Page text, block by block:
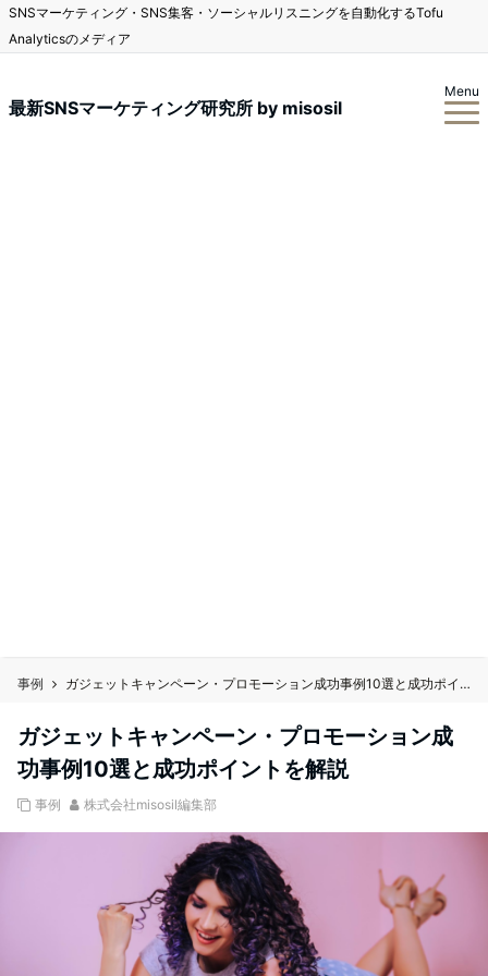
SNSマーケティング・SNS集客・ソーシャルリスニングを自動化するTofu
Analyticsのメディア
最新SNSマーケティング研究所 by misosil
Menu
事例 ガジェットキャンペーン・プロモーション成功事例10選と成功ポイントを解説
ガジェットキャンペーン・プロモーション成
功事例10選と成功ポイントを解説
事例 株式会社misosil編集部